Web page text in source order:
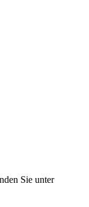
Sie unter